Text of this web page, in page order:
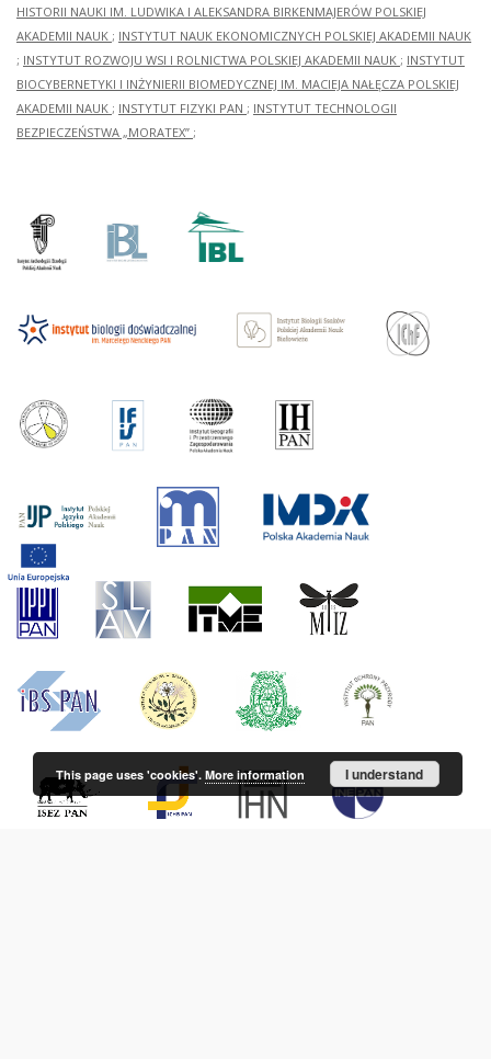
HISTORII NAUKI IM. LUDWIKA I ALEKSANDRA BIRKENMAJERÓW POLSKIEJ
AKADEMII NAUK ; INSTYTUT NAUK EKONOMICZNYCH POLSKIEJ AKADEMII NAUK
; INSTYTUT ROZWOJU WSI I ROLNICTWA POLSKIEJ AKADEMII NAUK ; INSTYTUT
BIOCYBERNETYKI I INŻYNIERII BIOMEDYCZNEJ IM. MACIEJA NAŁĘCZA POLSKIEJ
AKADEMII NAUK ; INSTYTUT FIZYKI PAN ; INSTYTUT TECHNOLOGII
BEZPIECZEŃSTWA „MORATEX” ;
This page uses 'cookies'. More information I understand